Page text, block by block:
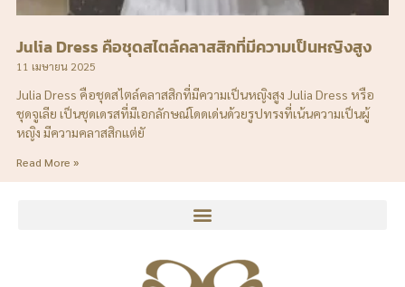
Julia Dress คือชุดสไตล์คลาสสิกที่มีความเป็นหญิงสูง
11 เมษายน 2025
Julia Dress คือชุดสไตล์คลาสสิกที่มีความเป็นหญิงสูง Julia Dress หรือ
ชุดจูเลีย เป็นชุดเดรสที่มีเอกลักษณ์โดดเด่นด้วยรูปทรงที่เน้นความเป็นผู้
หญิง มีความคลาสสิกแต่ยั
Read More »